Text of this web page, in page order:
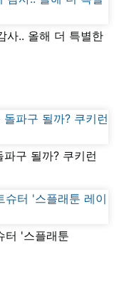
사.. 올해 더 특별한
구 될까? 쿠키런
터 '스플래툰